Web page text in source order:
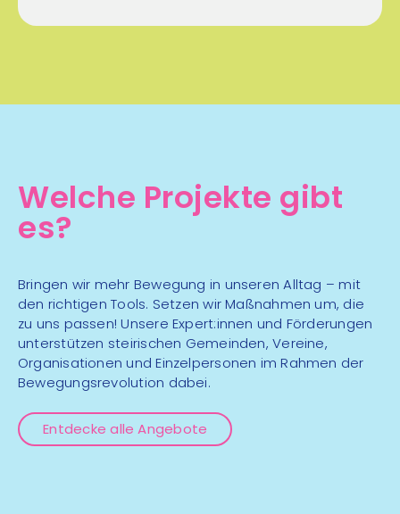
19:00 - 20:00 Uhr SV Thal
Ballsport mehr Infos
06
Aug
TSC Eleganza,
Perschlerstraße 3, 8580
Köflach
Hobbytanzen für
Senior:innen
Tanzen
Welche Projekte gibt
es?
Bringen wir mehr Bewegung in unseren Alltag – mit
den richtigen Tools. Setzen wir Maßnahmen um, die
zu uns passen! Unsere Expert:innen und Förderungen
unterstützen steirischen Gemeinden, Vereine,
Organisationen und Einzelpersonen im Rahmen der
Bewegungsrevolution dabei.
Entdecke alle Angebote